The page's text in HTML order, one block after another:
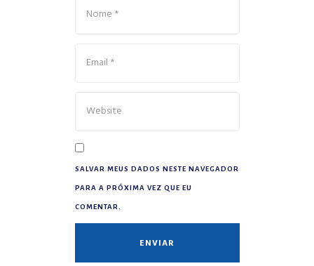
SALVAR MEUS DADOS NESTE NAVEGADOR
PARA A PRÓXIMA VEZ QUE EU
COMENTAR.